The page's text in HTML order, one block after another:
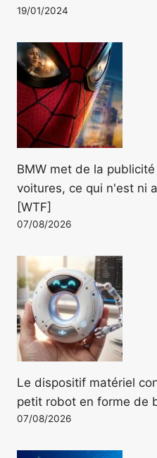
19/01/2024
BMW met de la
voitures, ce qui n'est ni
[WTF]
07/08/2026
Le dispositif matériel
petit robot en forme de
07/08/2026